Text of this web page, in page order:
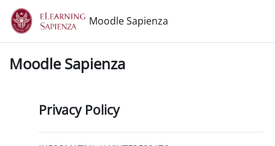
Vai al contenuto principale
Moodle Sapienza
Moodle Sapienza
Privacy Policy